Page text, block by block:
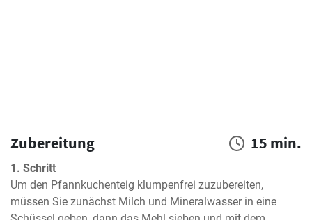
Zubereitung 15 min.
1. Schritt
Um den Pfannkuchenteig klumpenfrei zuzubereiten,
müssen Sie zunächst Milch und Mineralwasser in eine